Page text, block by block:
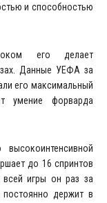
и способностью
его делает
Данные УЕФА за
его максимальный
умение форварда
до 16 спринтов
игры он раз за
держит в